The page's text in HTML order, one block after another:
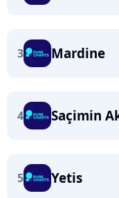
3 Mardine
4 Saçimin
5 Yetis